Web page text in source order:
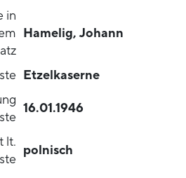
in
Hamelig, Johann
Etzelkaserne
16.01.1946
lt.
polnisch